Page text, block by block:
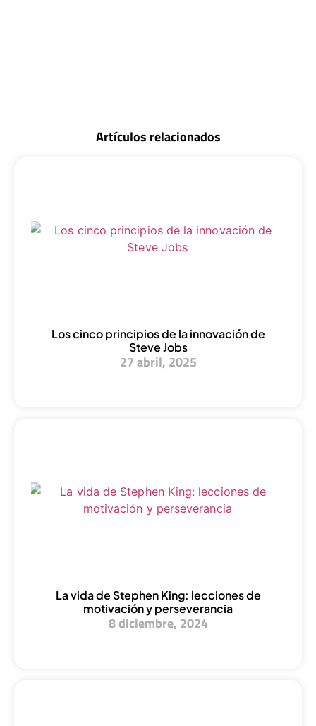
Artículos relacionados
Los cinco principios de la innovación de
Steve Jobs
27 abril, 2025
La vida de Stephen King: lecciones de
motivación y perseverancia
8 diciembre, 2024